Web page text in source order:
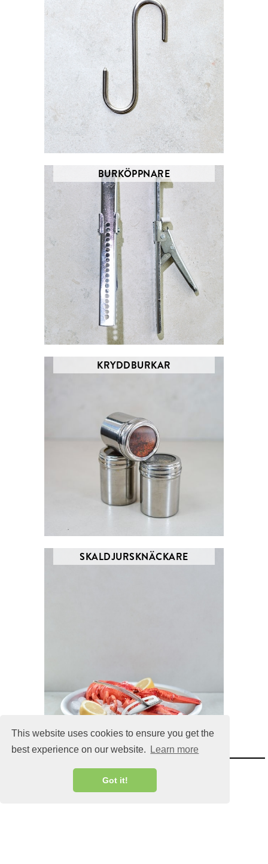
This website uses cookies to ensure you get the
best experience on our website.
Learn more
Got it!
BURKÖPPNARE
KRYDDBURKAR
SKALDJURSKNÄCKARE
MALIN@MALINLANDQVIST.SE